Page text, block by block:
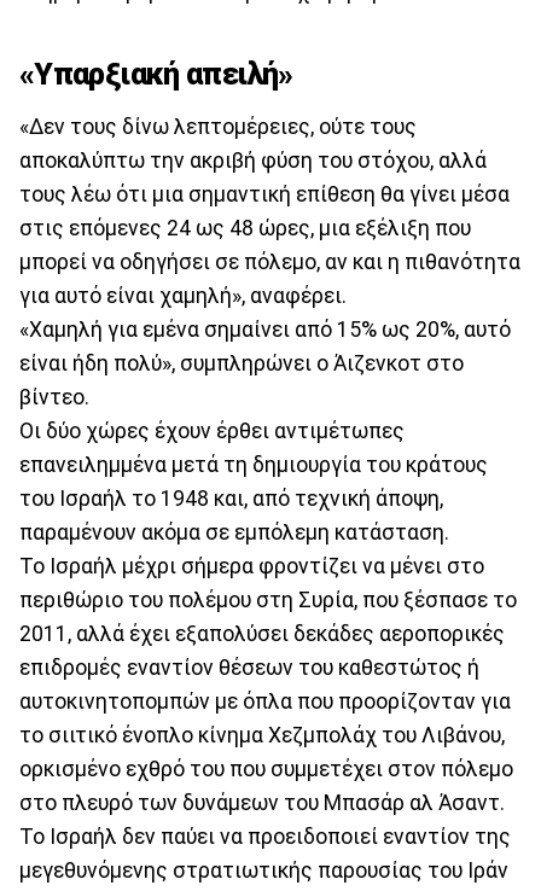
«Υπαρξιακή απειλή»
«Δεν τους δίνω λεπτομέρειες, ούτε τους
αποκαλύπτω την ακριβή φύση του στόχου, αλλά
τους λέω ότι μια σημαντική επίθεση θα γίνει μέσα
στις επόμενες 24 ως 48 ώρες, μια εξέλιξη που
μπορεί να οδηγήσει σε πόλεμο, αν και η πιθανότητα
για αυτό είναι χαμηλή», αναφέρει.
«Χαμηλή για εμένα σημαίνει από 15% ως 20%, αυτό
είναι ήδη πολύ», συμπληρώνει ο Άιζενκοτ στο
βίντεο.
Οι δύο χώρες έχουν έρθει αντιμέτωπες
επανειλημμένα μετά τη δημιουργία του κράτους
του Ισραήλ το 1948 και, από τεχνική άποψη,
παραμένουν ακόμα σε εμπόλεμη κατάσταση.
Το Ισραήλ μέχρι σήμερα φροντίζει να μένει στο
περιθώριο του πολέμου στη Συρία, που ξέσπασε το
2011, αλλά έχει εξαπολύσει δεκάδες αεροπορικές
επιδρομές εναντίον θέσεων του καθεστώτος ή
αυτοκινητοπομπών με όπλα που προορίζονταν για
το σιιτικό ένοπλο κίνημα Χεζμπολάχ του Λιβάνου,
ορκισμένο εχθρό του που συμμετέχει στον πόλεμο
στο πλευρό των δυνάμεων του Μπασάρ αλ Άσαντ.
Το Ισραήλ δεν παύει να προειδοποιεί εναντίον της
μεγεθυνόμενης στρατιωτικής παρουσίας του Ιράν